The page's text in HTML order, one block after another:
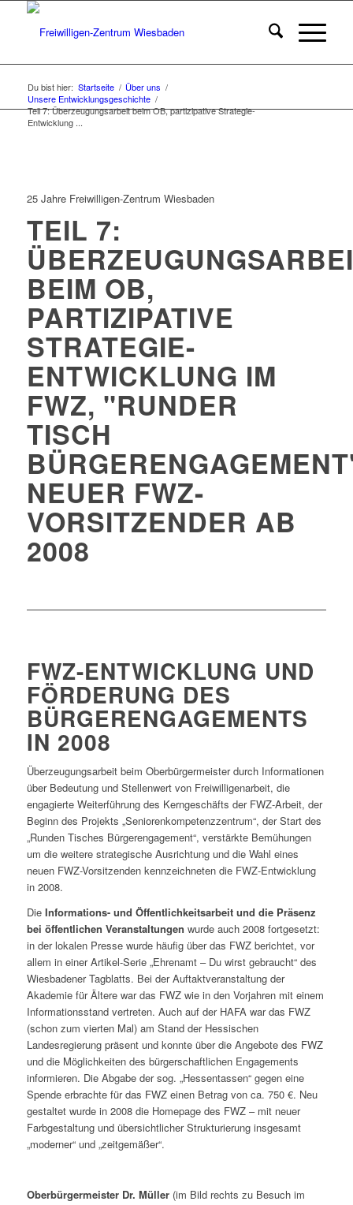
Du bist hier: Startseite / Über uns /
Unsere Entwicklungsgeschichte /
Teil 7: Überzeugungsarbeit beim OB, partizipative Strategie-
Entwicklung ...
25 Jahre Freiwilligen-Zentrum Wiesbaden
TEIL 7:
BEIM OB,
PARTIZIPATIVE
STRATEGIE-
ENTWICKLUNG IM
FWZ, "RUNDER
TISCH
NEUER FWZ-
VORSITZENDER AB
2008
FWZ-ENTWICKLUNG UND
FÖRDERUNG DES
BÜRGERENGAGEMENTS
IN 2008
Überzeugungsarbeit beim Oberbürgermeister durch Informationen
über Bedeutung und Stellenwert von Freiwilligenarbeit, die
engagierte Weiterführung des Kerngeschäfts der FWZ-Arbeit, der
Beginn des Projekts „Seniorenkompetenzzentrum“, der Start des
„Runden Tisches Bürgerengagement“, verstärkte Bemühungen
um die weitere strategische Ausrichtung und die Wahl eines
neuen FWZ-Vorsitzenden kennzeichneten die FWZ-Entwicklung
in 2008.
Die Informations- und Öffentlichkeitsarbeit und die Präsenz
bei öffentlichen Veranstaltungen wurde auch 2008 fortgesetzt:
in der lokalen Presse wurde häufig über das FWZ berichtet, vor
allem in einer Artikel-Serie „Ehrenamt – Du wirst gebraucht“ des
Wiesbadener Tagblatts. Bei der Auftaktveranstaltung der
Akademie für Ältere war das FWZ wie in den Vorjahren mit einem
Informationsstand vertreten. Auch auf der HAFA war das FWZ
(schon zum vierten Mal) am Stand der Hessischen
Landesregierung präsent und konnte über die Angebote des FWZ
und die Möglichkeiten des bürgerschaftlichen Engagements
informieren. Die Abgabe der sog. „Hessentassen“ gegen eine
Spende erbrachte für das FWZ einen Betrag von ca. 750 €. Neu
gestaltet wurde in 2008 die Homepage des FWZ – mit neuer
Farbgestaltung und übersichtlicher Strukturierung insgesamt
„moderner“ und „zeitgemäßer“.
Oberbürgermeister Dr. Müller (im Bild rechts zu Besuch im